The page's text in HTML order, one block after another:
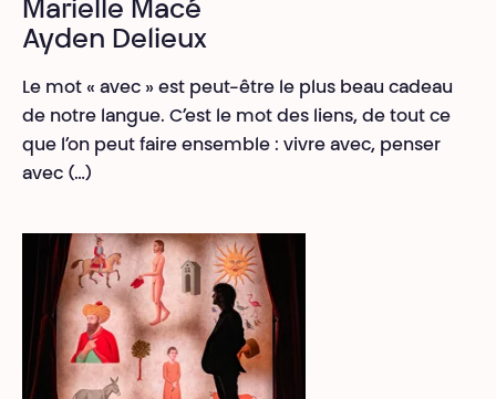
Marielle Macé
Ayden Delieux
Le mot « avec » est peut-être le plus beau cadeau
de notre langue. C’est le mot des liens, de tout ce
que l’on peut faire ensemble : vivre avec, penser
avec (…)